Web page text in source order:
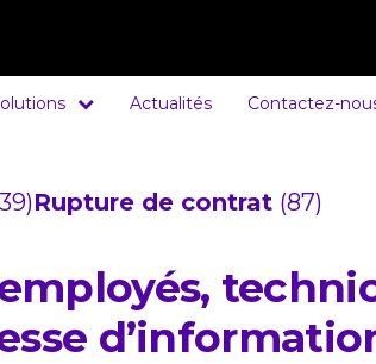
Actualités Contactez-
Rupture de contrat (87)